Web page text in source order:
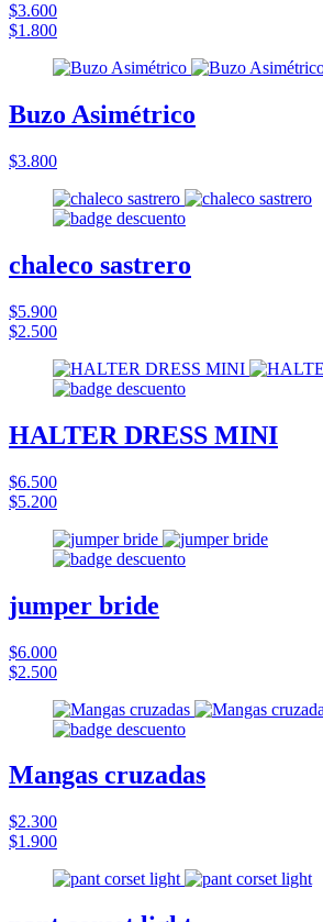
$3.600
$1.800
Buzo Asimétrico
$3.800
chaleco sastrero
$5.900
$2.500
HALTER DRESS MINI
$6.500
$5.200
jumper bride
$6.000
$2.500
Mangas cruzadas
$2.300
$1.900